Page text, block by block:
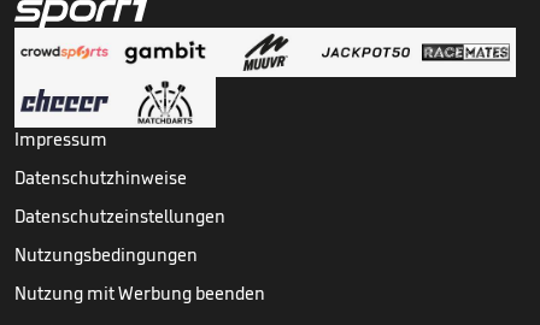
Impressum
Datenschutzhinweise
Datenschutzeinstellungen
Nutzungsbedingungen
Nutzung mit Werbung beenden